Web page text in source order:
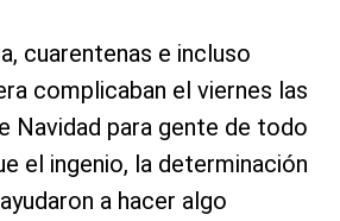
cuarentenas e incluso
complicaban el viernes las
Navidad para gente de todo
el ingenio, la determinación
a hacer algo